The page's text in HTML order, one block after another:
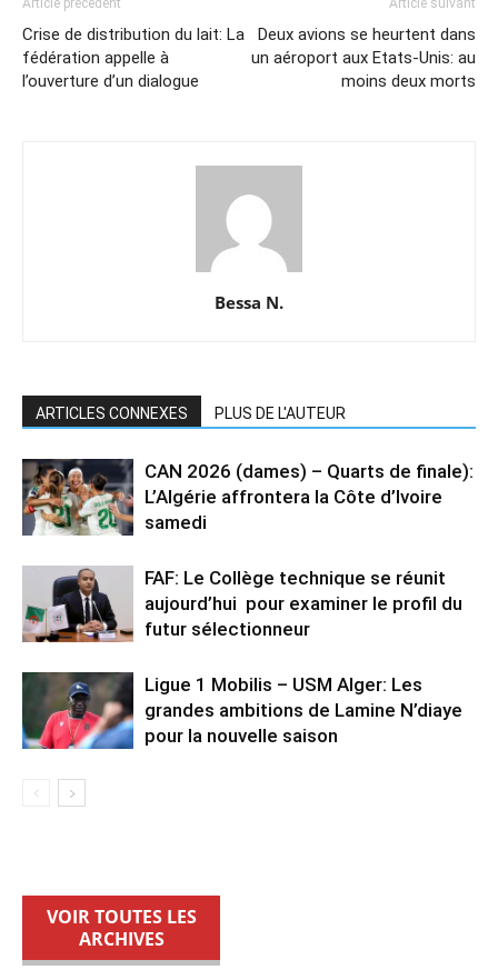
Crise de distribution du lait: La
fédération appelle à
l’ouverture d’un dialogue
Deux avions se heurtent dans
un aéroport aux Etats-Unis: au
moins deux morts
Bessa N.
ARTICLES CONNEXES PLUS DE L'AUTEUR
CAN 2026 (dames) – Quarts de finale):
L’Algérie affrontera la Côte d’Ivoire
samedi
FAF: Le Collège technique se réunit
aujourd’hui pour examiner le profil du
futur sélectionneur
Ligue 1 Mobilis – USM Alger: Les
grandes ambitions de Lamine N’diaye
pour la nouvelle saison
VOIR TOUTES LES
ARCHIVES